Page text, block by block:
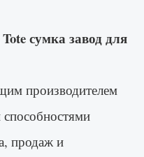
сумка завод для
производителем
продаж и